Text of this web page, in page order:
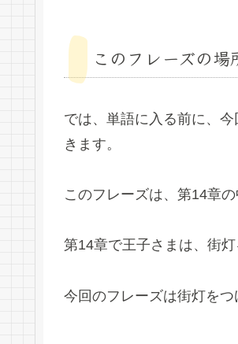
このフレーズの場
では、単語に入る前に、
きます。
このフレーズは、第14章
第14章で王子さまは、街
今回のフレーズは街灯をつ